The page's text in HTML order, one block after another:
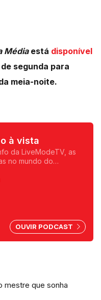
Média está disponível
segunda para
meia-noite.
à vista
da LiveModeTV, as
no mundo do
e uma miríade
para este
OUVIR PODCAST
mestre que sonha